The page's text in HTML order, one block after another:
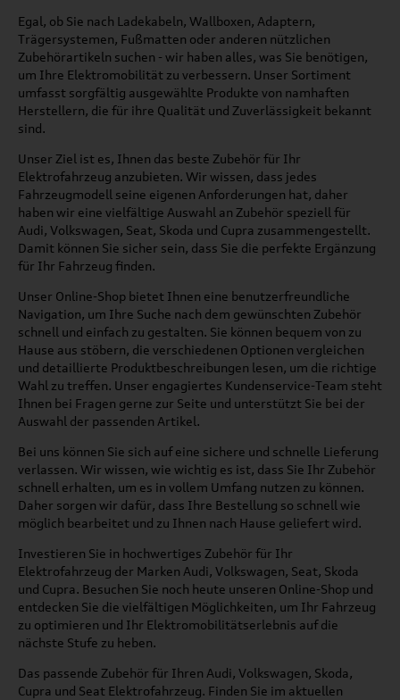
Egal, ob Sie nach Ladekabeln, Wallboxen, Adaptern,
Trägersystemen, Fußmatten oder anderen nützlichen
Zubehörartikeln suchen - wir haben alles, was Sie benötigen,
um Ihre Elektromobilität zu verbessern. Unser Sortiment
umfasst sorgfältig ausgewählte Produkte von namhaften
Herstellern, die für ihre Qualität und Zuverlässigkeit bekannt
sind.
Unser Ziel ist es, Ihnen das beste Zubehör für Ihr
Elektrofahrzeug anzubieten. Wir wissen, dass jedes
Fahrzeugmodell seine eigenen Anforderungen hat, daher
haben wir eine vielfältige Auswahl an Zubehör speziell für
Audi, Volkswagen, Seat, Skoda und Cupra zusammengestellt.
Damit können Sie sicher sein, dass Sie die perfekte Ergänzung
für Ihr Fahrzeug finden.
Unser Online-Shop bietet Ihnen eine benutzerfreundliche
Navigation, um Ihre Suche nach dem gewünschten Zubehör
schnell und einfach zu gestalten. Sie können bequem von zu
Hause aus stöbern, die verschiedenen Optionen vergleichen
und detaillierte Produktbeschreibungen lesen, um die richtige
Wahl zu treffen. Unser engagiertes Kundenservice-Team steht
Ihnen bei Fragen gerne zur Seite und unterstützt Sie bei der
Auswahl der passenden Artikel.
Bei uns können Sie sich auf eine sichere und schnelle Lieferung
verlassen. Wir wissen, wie wichtig es ist, dass Sie Ihr Zubehör
schnell erhalten, um es in vollem Umfang nutzen zu können.
Daher sorgen wir dafür, dass Ihre Bestellung so schnell wie
möglich bearbeitet und zu Ihnen nach Hause geliefert wird.
Investieren Sie in hochwertiges Zubehör für Ihr
Elektrofahrzeug der Marken Audi, Volkswagen, Seat, Skoda
und Cupra. Besuchen Sie noch heute unseren Online-Shop und
entdecken Sie die vielfältigen Möglichkeiten, um Ihr Fahrzeug
zu optimieren und Ihr Elektromobilitätserlebnis auf die
nächste Stufe zu heben.
Das passende Zubehör für Ihren Audi, Volkswagen, Skoda,
Cupra und Seat Elektrofahrzeug. Finden Sie im aktuellen